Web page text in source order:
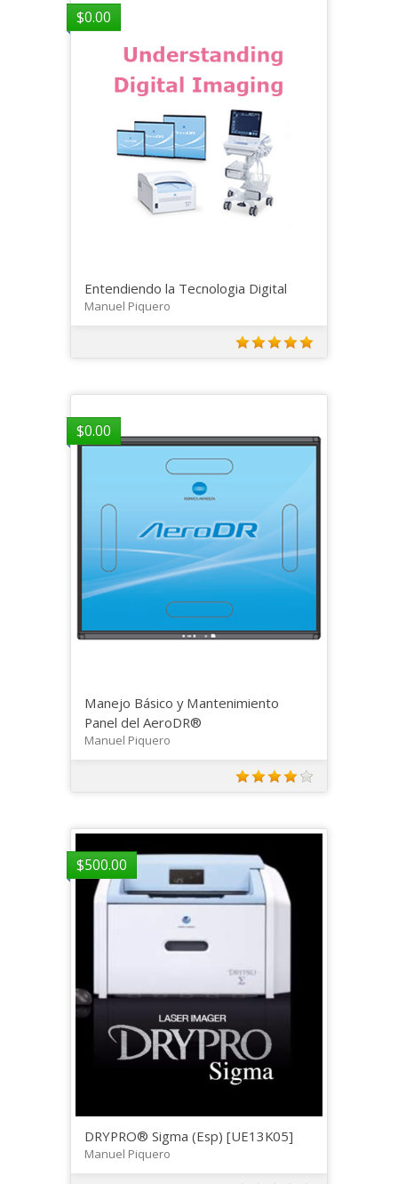
$0.00
Entendiendo la Tecnologia Digital
Manuel Piquero
$0.00
Manejo Básico y Mantenimiento
Panel del AeroDR®
Manuel Piquero
$500.00
DRYPRO® Sigma (Esp) [UE13K05]
Manuel Piquero